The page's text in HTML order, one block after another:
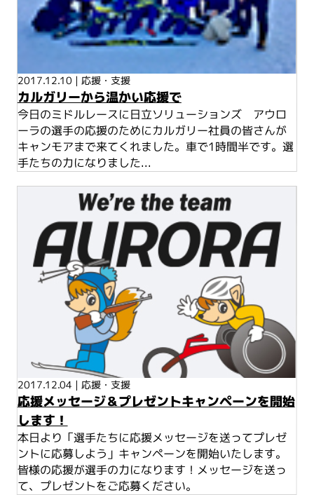
2017.12.10 | 応援・支援
カルガリーから温かい応援で
今日のミドルレースに日立ソリューションズ アウロ
ーラの選手の応援のためにカルガリー社員の皆さんが
キャンモアまで来てくれました。車で1時間半です。選
手たちの力になりました...
2017.12.04 | 応援・支援
応援メッセージ＆プレゼントキャンペーンを開始
します！
本日より「選手たちに応援メッセージを送ってプレゼ
ントに応募しよう」キャンペーンを開始いたします。
皆様の応援が選手の力になります！メッセージを送っ
て、プレゼントをご応募ください。